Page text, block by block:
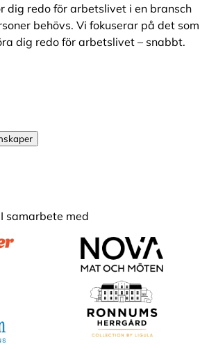
dig redo för arbetslivet i en bransch
behövs. Vi fokuserar på det som
dig redo för arbetslivet – snabbt.
I samarbete med